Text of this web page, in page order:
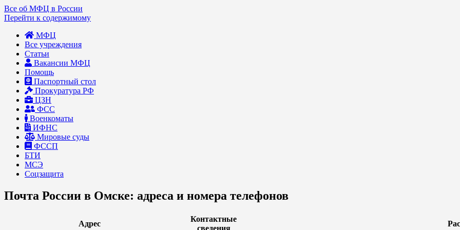
Все об МФЦ в России
Перейти к содержимому
МФЦ
Все учреждения
Статьи
Вакансии МФЦ
Помощь
Паспортный стол
Прокуратура РФ
ЦЗН
ФСС
Военкоматы
ИФНС
Мировые суды
ФССП
БТИ
МСЭ
Соцзащита
Почта России в Омске: адреса и номера телефонов
Адрес
Контактные
сведения